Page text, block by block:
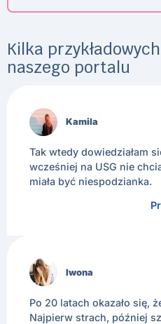
Kilka
naszego portalu
Kamila
Tak wtedy dowiedziałam
wcześniej na USG nie
miała być niespodzianka.
Iwona
Po 20 latach okazało się,
Najpierw strach, później